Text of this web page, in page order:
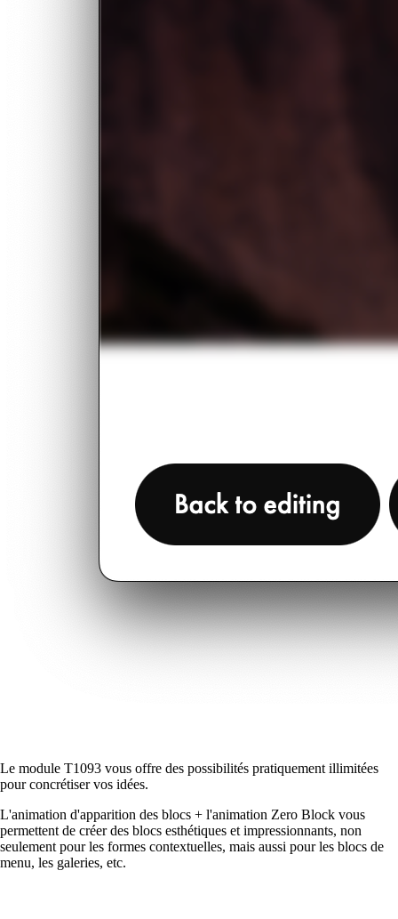
Le module T1093 vous offre des possibilités pratiquement illimitées
pour concrétiser vos idées.
L'animation d'apparition des blocs + l'animation Zero Block vous
permettent de créer des blocs esthétiques et impressionnants, non
seulement pour les formes contextuelles, mais aussi pour les blocs de
menu, les galeries, etc.